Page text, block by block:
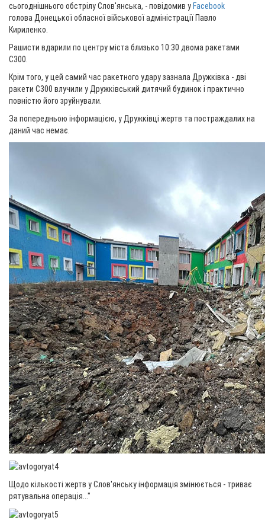
сьогоднішнього обстрілу Слов'янська, - повідомив у Facebook
голова Донецької обласної військової адміністрації Павло
Кириленко.
Рашисти вдарили по центру міста близько 10:30 двома ракетами
С300.
Крім того, у цей самий час ракетного удару зазнала Дружківка - дві
ракети С300 влучили у Дружківський дитячий будинок і практично
повністю його зруйнували.
За попередньою інформацією, у Дружківці жертв та постраждалих на
даний час немає.
Щодо кількості жертв у Слов'янську інформація змінюється - триває
рятувальна операція..."